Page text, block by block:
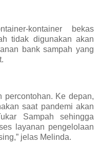
kontainer bekas
tidak digunakan akan
bank sampah yang
percontohan. Ke depan,
saat pandemi akan
Sampah sehingga
layanan pengelolaan
jelas Melinda.